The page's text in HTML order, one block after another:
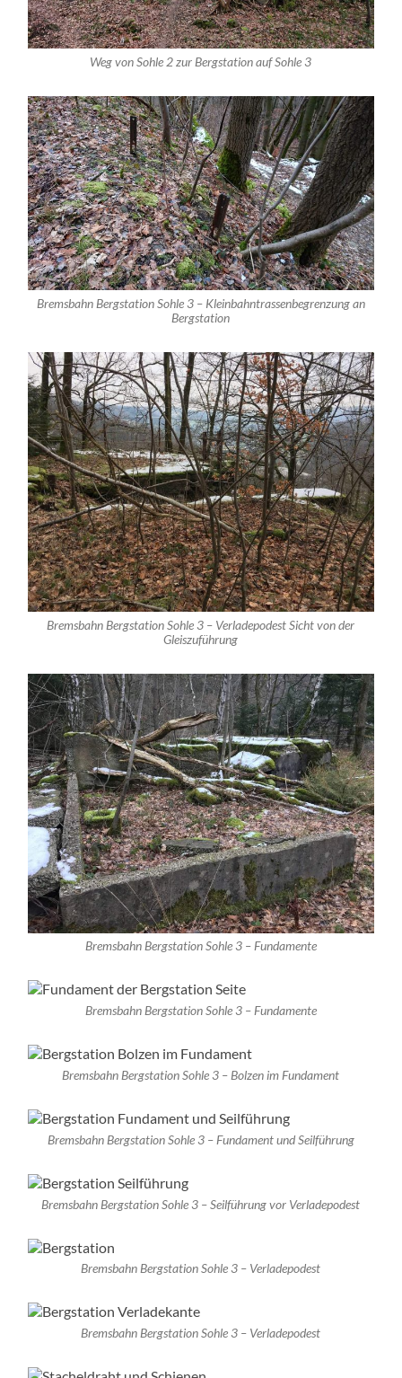
Weg von Sohle 2 zur Bergstation auf Sohle 3
Bremsbahn Bergstation Sohle 3 – Kleinbahntrassenbegrenzung an
Bergstation
Bremsbahn Bergstation Sohle 3 – Verladepodest Sicht von der
Gleiszuführung
Bremsbahn Bergstation Sohle 3 – Fundamente
Bremsbahn Bergstation Sohle 3 – Fundamente
Bremsbahn Bergstation Sohle 3 – Bolzen im Fundament
Bremsbahn Bergstation Sohle 3 – Fundament und Seilführung
Bremsbahn Bergstation Sohle 3 – Seilführung vor Verladepodest
Bremsbahn Bergstation Sohle 3 – Verladepodest
Bremsbahn Bergstation Sohle 3 – Verladepodest